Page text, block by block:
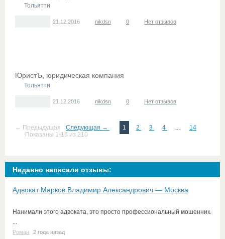
Тольятти
21.12.2016 nikdsn 0 Нет отзывов
ЮристЪ, юридическая компания
Тольятти
21.12.2016 nikdsn 0 Нет отзывов
← Предыдущая Следующая → 1 2 3 4 ...
14
Показаны 1-15 из 210
Недавно написали отзывы:
Адвокат Марков Владимир Александрович — Москва
Нанимали этого адвоката, это просто профессиональный мошенник.
...
Роман 2 года назад